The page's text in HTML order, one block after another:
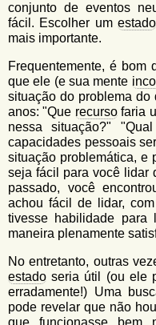
conjunto de eventos
fácil. Escolher umestado
mais importante.
Frequentemente, é bom
que ele (e sua mente
situação do problema do
anos: "Que recursofaria
nessa situação?"
capacidades pessoais
situação problemática, e
seja fácil para você lidar
passado, você
achou fácil de lidar,
tivesse habilidade para
maneira plenamente
No entretanto, outras
estado seria útil (ou ele
erradamente!) Uma
pode revelar que não
que funcionasse bem